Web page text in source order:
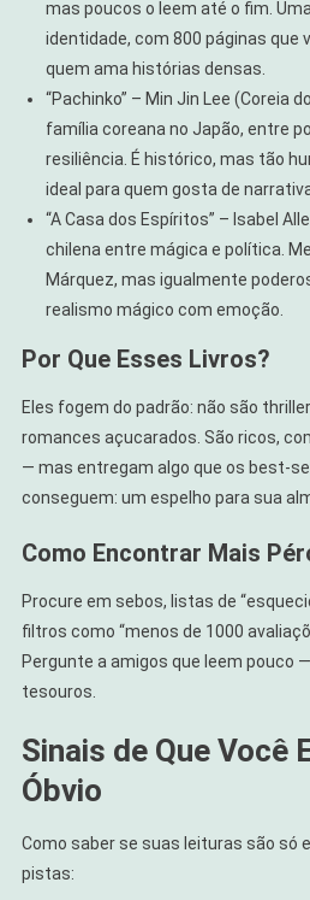
mas poucos o leem até o fim.
identidade, com 800 páginas que
quem ama histórias densas.
“Pachinko” – Min Jin Lee (Coreia
família coreana no Japão, entre
resiliência. É histórico, mas tão
ideal para quem gosta de
“A Casa dos Espíritos” – Isabel
chilena entre mágica e política.
Márquez, mas igualmente
realismo mágico com emoção.
Por Que Esses Livros?
Eles fogem do padrão: não são
romances açucarados. São ricos,
— mas entregam algo que os best-
conseguem: um espelho para sua
Como Encontrar Mais
Procure em sebos, listas de
filtros como “menos de 1000
Pergunte a amigos que leem pouco
tesouros.
Sinais de Que Você
Óbvio
Como saber se suas leituras são só
pistas: